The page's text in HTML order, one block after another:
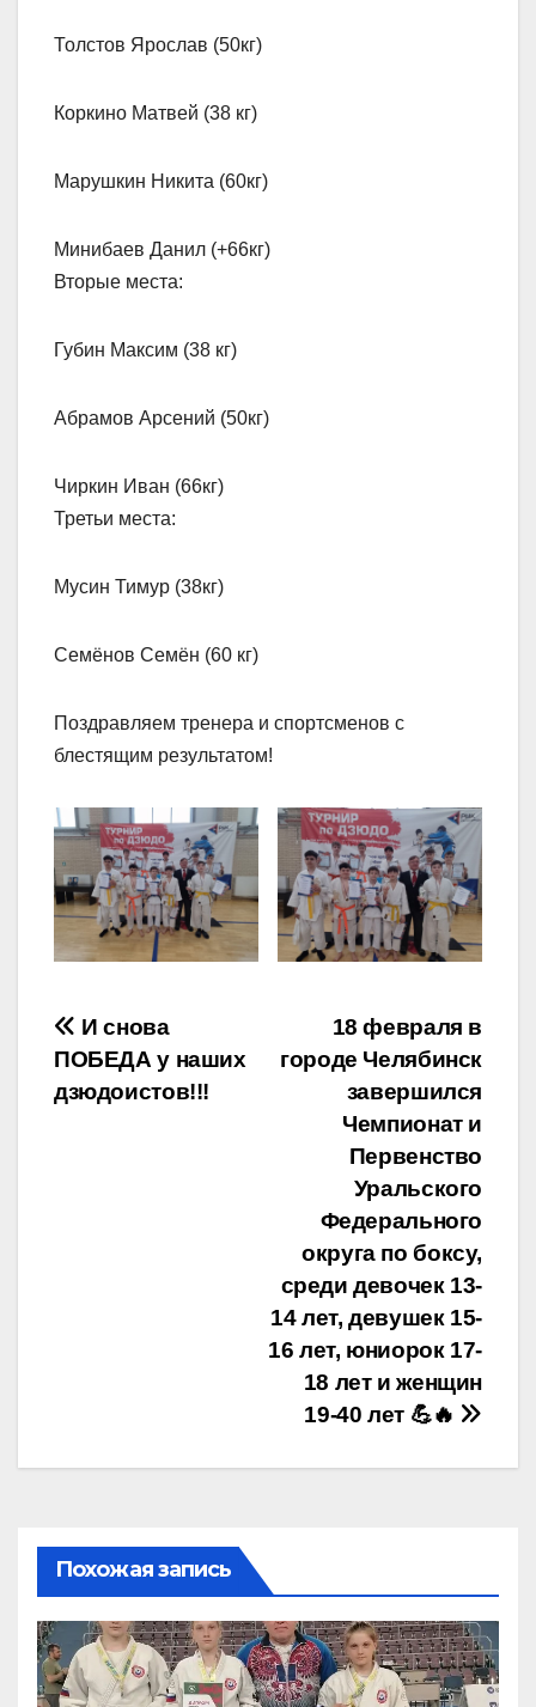
Толстов Ярослав (50кг)
Коркино Матвей (38 кг)
Марушкин Никита (60кг)
Минибаев Данил (+66кг)
Вторые места:
Губин Максим (38 кг)
Абрамов Арсений (50кг)
Чиркин Иван (66кг)
Третьи места:
Мусин Тимур (38кг)
Семëнов Семëн (60 кг)
Поздравляем тренера и спортсменов с
блестящим результатом!
Навигация
по
18 февраля в
городе Челябинск
завершился
Чемпионат и
Первенство
Уральского
Федерального
округа по боксу,
среди девочек 13-
14 лет, девушек 15-
16 лет, юниорок 17-
18 лет и женщин
19-40 лет 💪🔥
И снова
ПОБЕДА у наших
дзюдоистов!!!
Похожая запись